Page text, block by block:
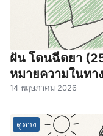
ฝัน โดนฉีดยา
หมายความในท
14 พฤษภาคม 2026
ดูดวง